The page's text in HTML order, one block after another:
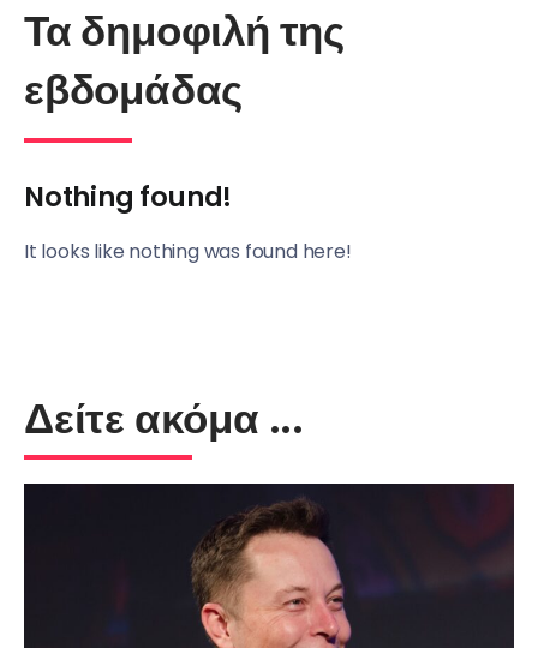
Τα δημοφιλή της
εβδομάδας
Nothing found!
It looks like nothing was found here!
Δείτε ακόμα ...